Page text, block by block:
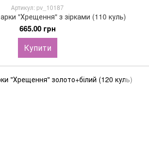
Артикул: pv_10187
"Хрещення" з зірками (110 куль)
665.00 грн
Купити